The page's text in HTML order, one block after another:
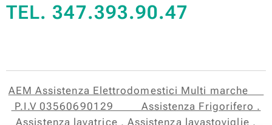
TEL. 347.393.90.47
AEM Assistenza Elettrodomestici Multi marche
P.I.V 03560690129 Assistenza Frigorifero .
Assistenza lavatrice , Assistenza lavastoviglie ,